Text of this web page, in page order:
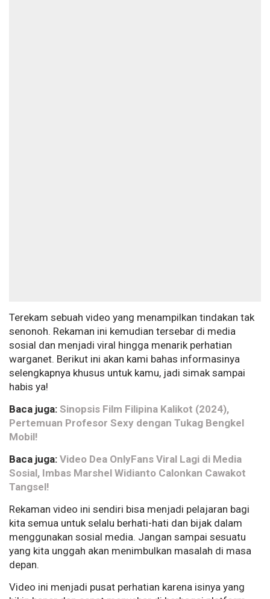
Terekam sebuah video yang menampilkan tindakan tak
senonoh. Rekaman ini kemudian tersebar di media
sosial dan menjadi viral hingga menarik perhatian
warganet. Berikut ini akan kami bahas informasinya
selengkapnya khusus untuk kamu, jadi simak sampai
habis ya!
Baca juga: Sinopsis Film Filipina Kalikot (2024),
Pertemuan Profesor Sexy dengan Tukag Bengkel
Mobil!
Baca juga: Video Dea OnlyFans Viral Lagi di Media
Sosial, Imbas Marshel Widianto Calonkan Cawakot
Tangsel!
Rekaman video ini sendiri bisa menjadi pelajaran bagi
kita semua untuk selalu berhati-hati dan bijak dalam
menggunakan sosial media. Jangan sampai sesuatu
yang kita unggah akan menimbulkan masalah di masa
depan.
Video ini menjadi pusat perhatian karena isinya yang